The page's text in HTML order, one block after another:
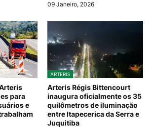
09 Janeiro, 2026
para
e
ARTERIS
Arteris Régis Bittencourt
inaugura oficialmente os 35
quilômetros de iluminação
entre Itapecerica da Serra e
Juquitiba